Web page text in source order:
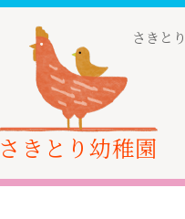
さきと
さきとり幼稚園